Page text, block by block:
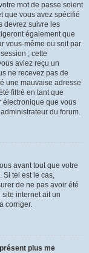
mot de passe soient
que vous avez spécifié
devrez suivre les
également que
vous-même ou soit par
; cette
aviez reçu un
ne recevez pas de
une mauvaise adresse
filtré en tant que
électronique que vous
du forum.
avant tout que votre
Si tel est le cas,
de ne pas avoir été
internet ait un
corriger.
plus me